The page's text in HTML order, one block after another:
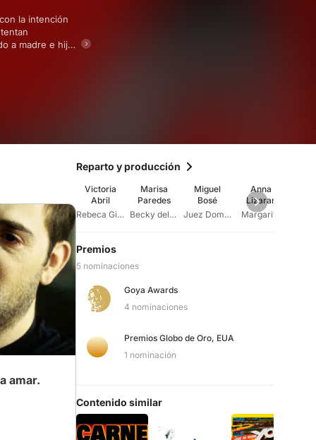
a madre e hija
amar.
Reparto y producción
Victoria
Abril
Rebeca Giner
Marisa
Paredes
Becky del Páramo
Miguel
Bosé
Juez Domínguez
Anna
Lizaran
Margarita
Premios
5 nominaciones
Goya Awards
4 nominaciones
Premios Globo de Oro, EUA
1 nominación
Contenido similar